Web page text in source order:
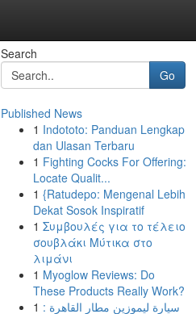
Search
Go
Published News
1 Indototo: Panduan Lengkap
dan Ulasan Terbaru
1 Fighting Cocks For Offering:
Locate Qualit...
1 {Ratudepo: Mengenal Lebih
Dekat Sosok Inspiratif
1 Συμβουλές για το τέλειο
σουβλάκι Μύτικα στο
λιμάνι
1 Myoglow Reviews: Do
These Products Really Work?
1 سيارة ليموزين مطار القاهرة :